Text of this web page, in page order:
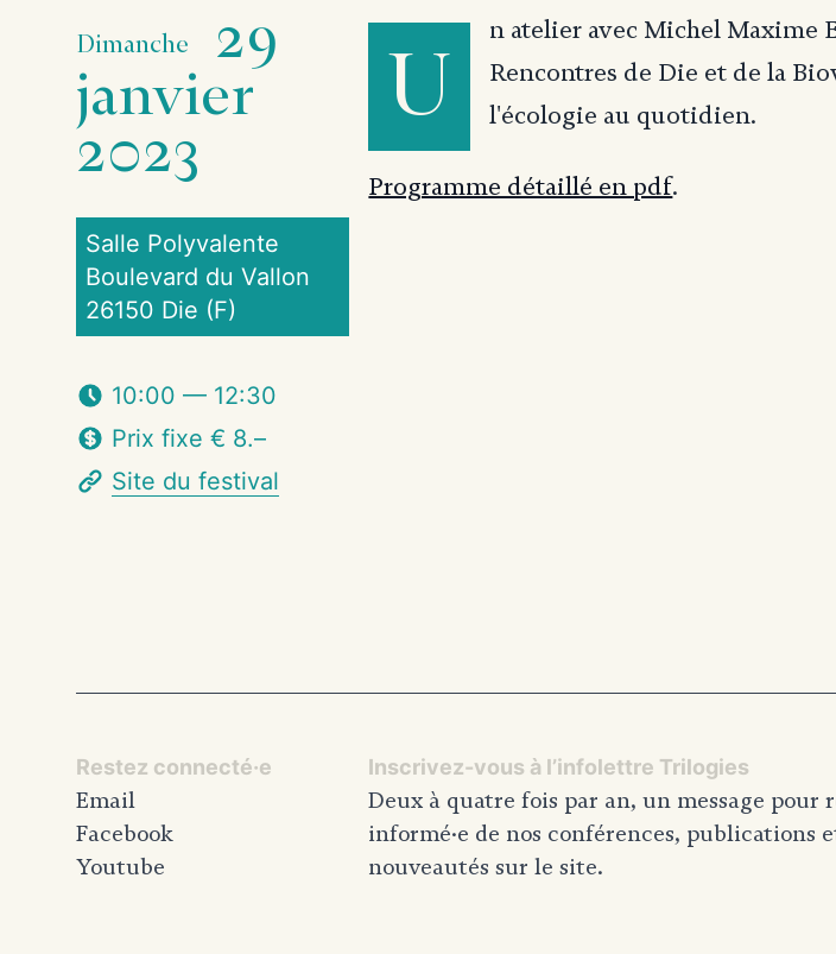
Dimanche
29
janvier
2023
Salle Polyvalente
Boulevard du Vallon
26150 Die (F)
10:00 — 12:30
Prix fixe € 8.–
Site du festival
U
n atelier avec Michel Maxime
Rencontres de Die et de la
l'écologie au quotidien.
Programme détaillé en pdf.
Restez connecté·e
Email
Facebook
Youtube
Inscrivez-vous à l’infolettre Trilogies
Deux à quatre fois par an, un message pour
informé·e de nos conférences, publications
nouveautés sur le site.